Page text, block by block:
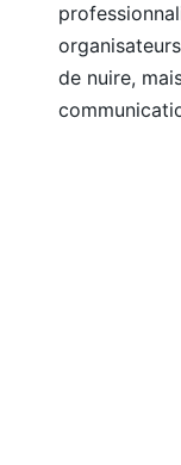
de nuire,